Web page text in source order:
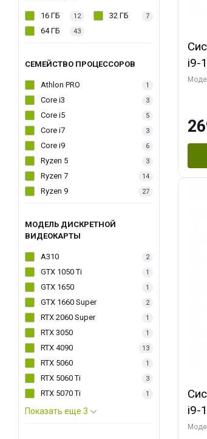
16 ГБ 12 32 ГБ 7
64 ГБ 43
СЕМЕЙСТВО ПРОЦЕССОРОВ
Athlon PRO 1
Core i3 3
Core i5 5
Core i7 3
Core i9 6
Ryzen 5 3
Ryzen 7 14
Ryzen 9 27
МОДЕЛЬ ДИСКРЕТНОЙ
ВИДЕОКАРТЫ
A310 2
GTX 1050 Ti 1
GTX 1650 1
GTX 1660 Super 2
RTX 2060 Super 1
RTX 3050 1
RTX 4090 13
RTX 5060 1
RTX 5060 Ti 3
RTX 5070 Ti 1
Показать еще 3
i9-
i9-